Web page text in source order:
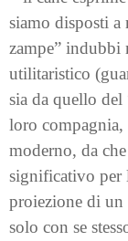
siamo disposti a
zampe” indubbi
utilitaristico
sia da quello del
loro
moderno, da
significativo per
proiezione di un
solo con se